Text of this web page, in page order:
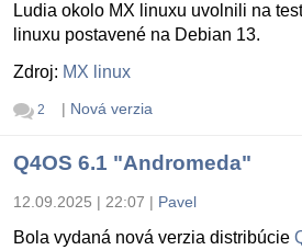
Ludia okolo MX linuxu uvolnili na
linuxu postavené na Debian 13.
Zdroj: MX linux
2 | Nová verzia
Q4OS 6.1 "Andromeda"
12.09.2025 | 22:07 | Pavel
Bola vydaná nová verzia distribúcie